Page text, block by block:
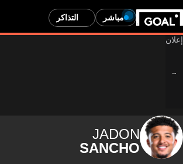
مباشر التذاكر
JADON
SANCHO